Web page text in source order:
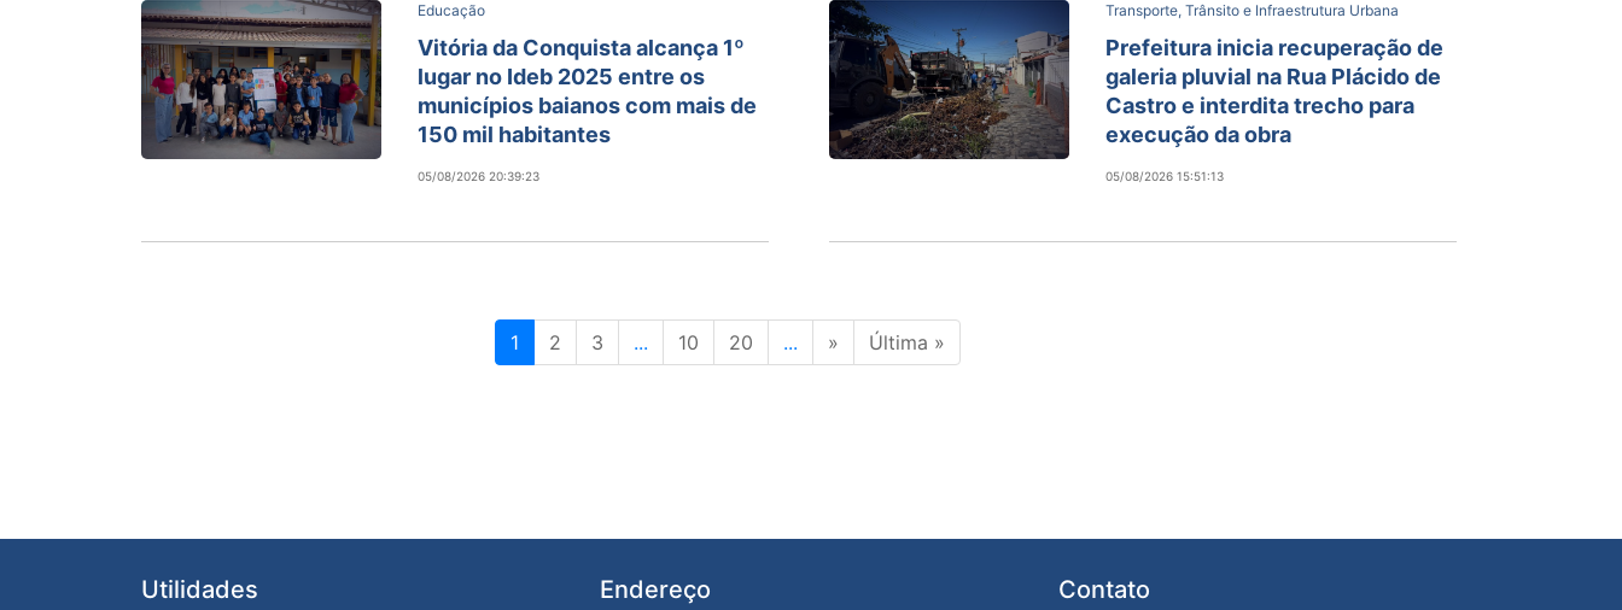
Educação
Vitória da Conquista alcança 1º
lugar no Ideb 2025 entre os
municípios baianos com mais de
150 mil habitantes
05/08/2026 20:39:23
Transporte, Trânsito e Infraestrutura Urbana
Prefeitura inicia recuperação de
galeria pluvial na Rua Plácido de
Castro e interdita trecho para
execução da obra
05/08/2026 15:51:13
1 2 3 ... 10 20 ... » Última »
Utilidades Endereço Contato